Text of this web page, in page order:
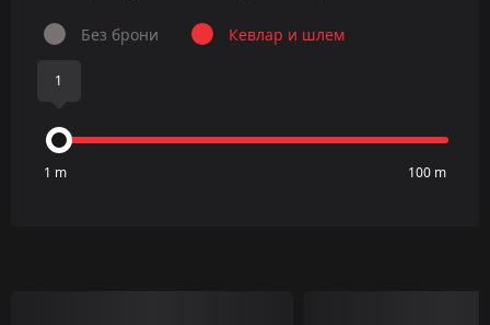
Без брони Кевлар и шлем
1
1 m 100 m